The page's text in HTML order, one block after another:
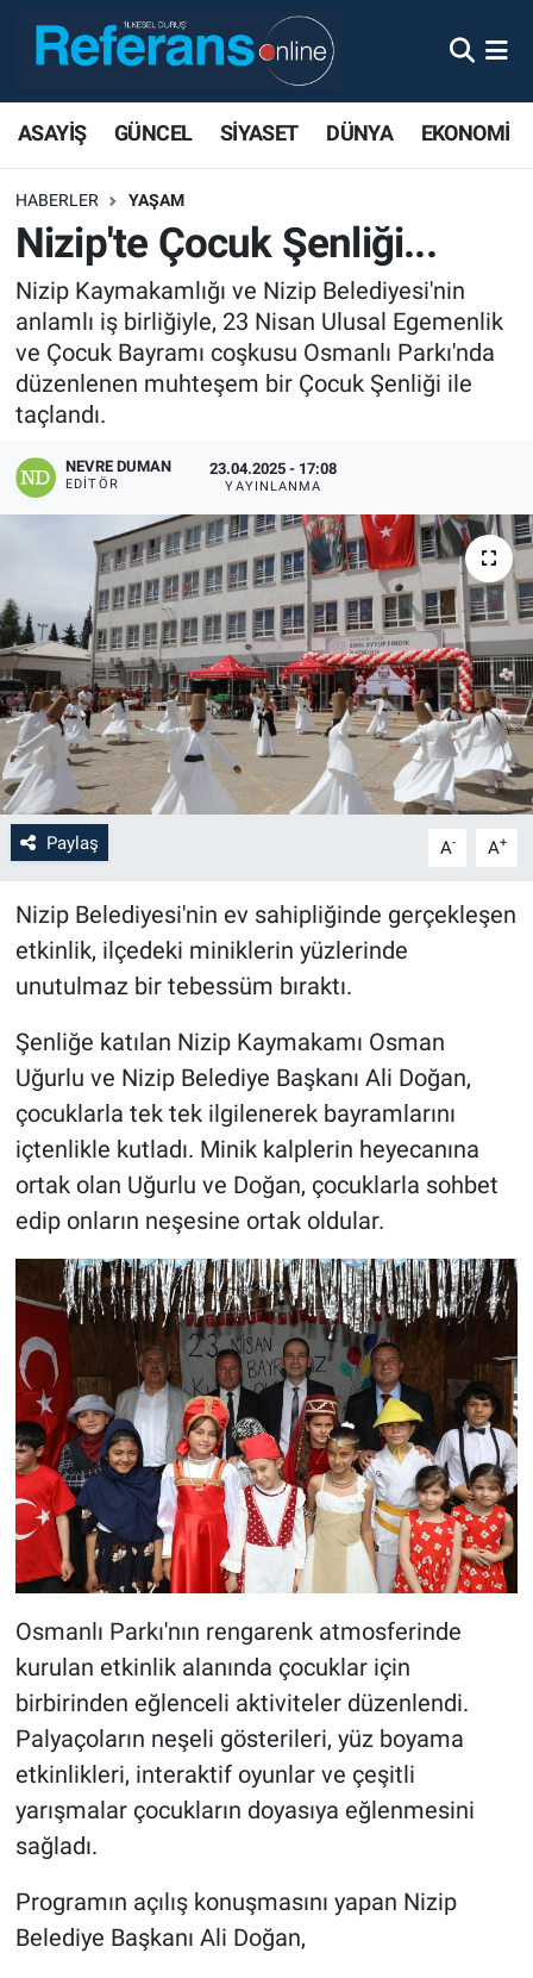
ASAYİŞ GÜNCEL SİYASET DÜNYA EKONOMİ
HABERLER YAŞAM
Nizip'te Çocuk Şenliği...
Nizip Kaymakamlığı ve Nizip Belediyesi'nin
anlamlı iş birliğiyle, 23 Nisan Ulusal Egemenlik
ve Çocuk Bayramı coşkusu Osmanlı Parkı'nda
düzenlenen muhteşem bir Çocuk Şenliği ile
taçlandı.
NEVRE DUMAN
EDITÖR
23.04.2025 - 17:08
YAYINLANMA
Paylaş A- A+
Nizip Belediyesi'nin ev sahipliğinde gerçekleşen
etkinlik, ilçedeki miniklerin yüzlerinde
unutulmaz bir tebessüm bıraktı.
Şenliğe katılan Nizip Kaymakamı Osman
Uğurlu ve Nizip Belediye Başkanı Ali Doğan,
çocuklarla tek tek ilgilenerek bayramlarını
içtenlikle kutladı. Minik kalplerin heyecanına
ortak olan Uğurlu ve Doğan, çocuklarla sohbet
edip onların neşesine ortak oldular.
Osmanlı Parkı'nın rengarenk atmosferinde
kurulan etkinlik alanında çocuklar için
birbirinden eğlenceli aktiviteler düzenlendi.
Palyaçoların neşeli gösterileri, yüz boyama
etkinlikleri, interaktif oyunlar ve çeşitli
yarışmalar çocukların doyasıya eğlenmesini
sağladı.
Programın açılış konuşmasını yapan Nizip
Belediye Başkanı Ali Doğan,